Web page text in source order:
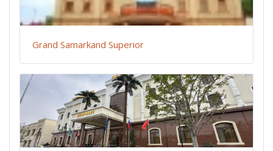
Grand Samarkand Superior